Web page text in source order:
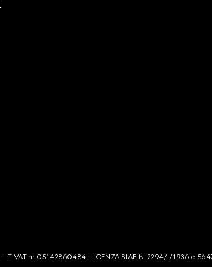
IT VAT nr 05142860484. LICENZA SIAE N. 2294/I/1936 e